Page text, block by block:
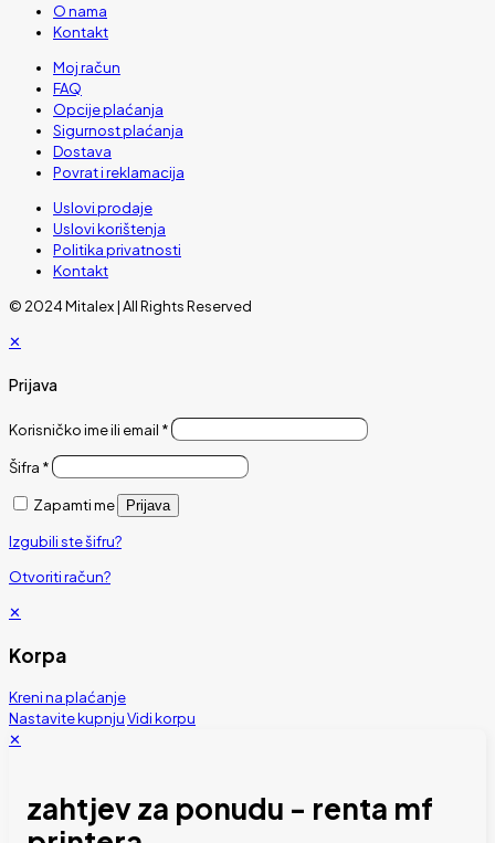
O nama
Kontakt
Moj račun
FAQ
Opcije plaćanja
Sigurnost plaćanja
Dostava
Povrat i reklamacija
Uslovi prodaje
Uslovi korištenja
Politika privatnosti
Kontakt
© 2024 Mitalex | All Rights Reserved
✕
Prijava
Korisničko ime ili email *
Šifra *
Zapamti me Prijava
Izgubili ste šifru?
Otvoriti račun?
✕
Korpa
Kreni na plaćanje
Nastavite kupnjuVidi korpu
✕
zahtjev za ponudu - renta mf